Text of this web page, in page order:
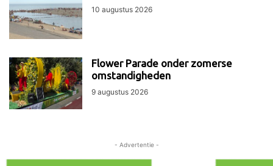
10 augustus 2026
Flower Parade onder zomerse
omstandigheden
9 augustus 2026
- Advertentie -